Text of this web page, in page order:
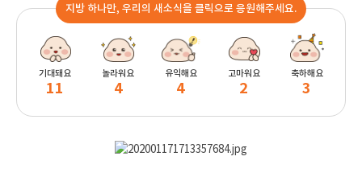
지방 하나만, 우리의 새소식을 클릭으로 응원해주세요.
기대돼요
11
놀라워요
4
유익해요
4
고마워요
2
축하해요
3